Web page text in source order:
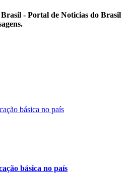
- Portal de Noticias do Brasil
básica no país